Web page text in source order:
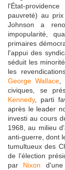
l'État-
pauvreté) au
Johnson a
impopularité,
primaires
l'appui des
séduit les
les
George Wallace,
civiques, se
Kennedy, parti
après le leader
investi au cours
1968, au milieu
anti-guerre, dont
tumultueux des
de l’élection
par Nixon